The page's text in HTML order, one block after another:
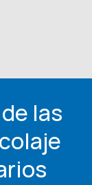
las